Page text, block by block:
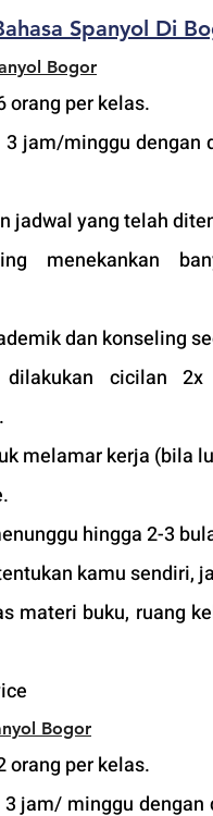
Spanyol Di
Bogor
orang per kelas.
jam/minggu
jadwal yang telah
menekankan
dan konseling
dilakukan cicilan
melamar kerja (bila
hingga 2-3
kamu sendiri,
materi buku, ruang
Bogor
orang per kelas.
jam/ minggu